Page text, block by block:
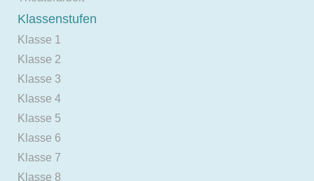
Klassenstufen
Klasse 1
Klasse 2
Klasse 3
Klasse 4
Klasse 5
Klasse 6
Klasse 7
Klasse 8